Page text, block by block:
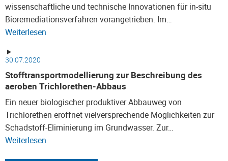
wissenschaftliche und technische Innovationen für in-situ
Bioremediationsverfahren vorangetrieben. Im…
Weiterlesen
30.07.2020
Stofftransportmodellierung zur Beschreibung des
aeroben Trichlorethen-Abbaus
Ein neuer biologischer produktiver Abbauweg von
Trichlorethen eröffnet vielversprechende Möglichkeiten zur
Schadstoff-Eliminierung im Grundwasser. Zur…
Weiterlesen